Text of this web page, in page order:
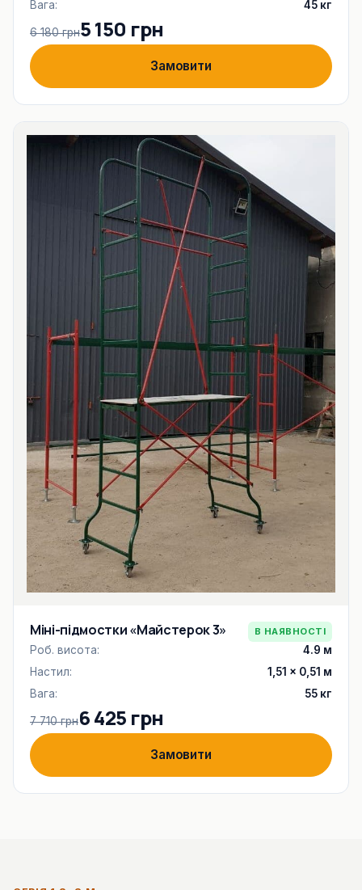
Вага:
45 кг
6 180 грн5 150 грн
Замовити
Міні-підмостки «Майстерок 3» В НАЯВНОСТІ
Роб. висота:
4.9 м
Настил:
1,51 × 0,51 м
Вага:
55 кг
7 710 грн6 425 грн
Замовити